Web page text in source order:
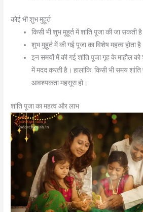
कोई भी शुभ मुहूर्त
किसी भी शुभ मुहूर्त में शांति पूजा की जा सकती
शुभ मुहूर्त में की गई पूजा का विशेष महत्व होता
इन समयों में की गई शांति पूजा गृह के माहौल
में मदद करती है। हालांकि, किसी भी समय
आवश्यकता महसूस हो।
शांति पूजा का महत्व और लाभ